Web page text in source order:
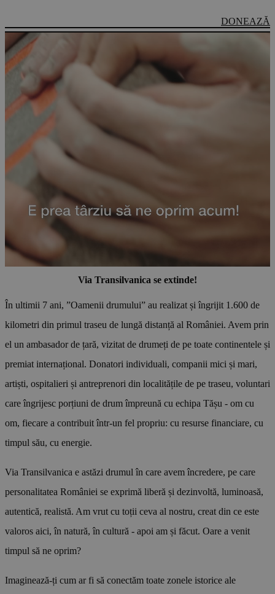
DONEAZĂ
IMPLICĂ-TE
Watch again our presentation video.
Via Transilvanica se extinde!
În ultimii 7 ani, ”Oamenii drumului” au realizat și îngrijit 1.600 de
kilometri din primul traseu de lungă distanță al României. Avem prin
el un ambasador de țară, vizitat de drumeți de pe toate continentele și
premiat internațional. Donatori individuali, companii mici și mari,
artiști, ospitalieri și antreprenori din localitățile de pe traseu, voluntari
care îngrijesc porțiuni de drum împreună cu echipa Tășu - om cu
om, fiecare a contribuit într-un fel propriu: cu resurse financiare, cu
timpul său, cu energie.
Via Transilvanica e astăzi drumul în care avem încredere, pe care
personalitatea României se exprimă liberă și dezinvoltă, luminoasă,
autentică, realistă. Am vrut cu toții ceva al nostru, creat din ce este
valoros aici, în natură, în cultură - apoi am și făcut. Oare a venit
timpul să ne oprim?
Imaginează-ți cum ar fi să conectăm toate zonele istorice ale